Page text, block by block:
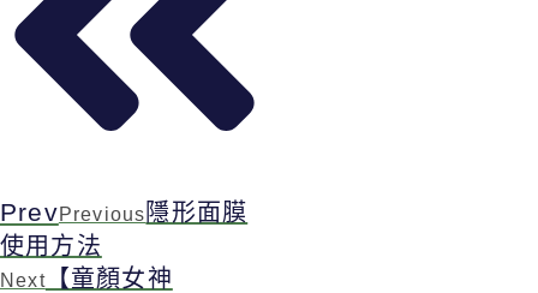
PrevPrevious 隱形面膜
使用方法
Next【童顏女神